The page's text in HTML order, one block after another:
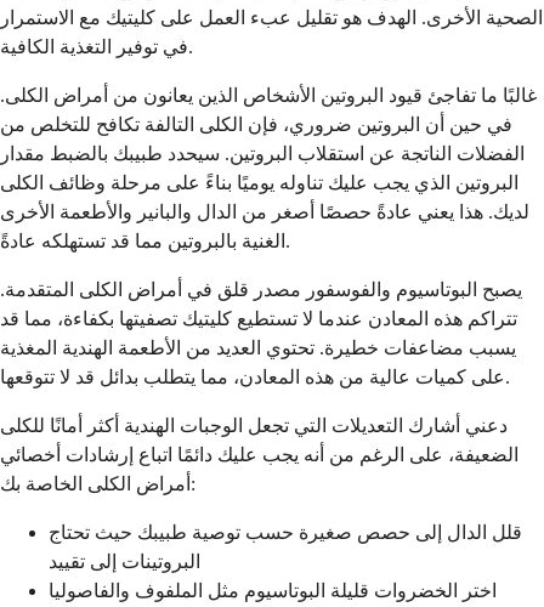
الصحية الأخرى. الهدف هو تقليل عبء العمل على كليتيك مع الاستمرار
في توفير التغذية الكافية.
غالبًا ما تفاجئ قيود البروتين الأشخاص الذين يعانون من أمراض الكلى.
في حين أن البروتين ضروري، فإن الكلى التالفة تكافح للتخلص من
الفضلات الناتجة عن استقلاب البروتين. سيحدد طبيبك بالضبط مقدار
البروتين الذي يجب عليك تناوله يوميًا بناءً على مرحلة وظائف الكلى
لديك. هذا يعني عادةً حصصًا أصغر من الدال والبانير والأطعمة الأخرى
الغنية بالبروتين مما قد تستهلكه عادةً.
يصبح البوتاسيوم والفوسفور مصدر قلق في أمراض الكلى المتقدمة.
تتراكم هذه المعادن عندما لا تستطيع كليتيك تصفيتها بكفاءة، مما قد
يسبب مضاعفات خطيرة. تحتوي العديد من الأطعمة الهندية المغذية
على كميات عالية من هذه المعادن، مما يتطلب بدائل قد لا تتوقعها.
دعني أشارك التعديلات التي تجعل الوجبات الهندية أكثر أمانًا للكلى
الضعيفة، على الرغم من أنه يجب عليك دائمًا اتباع إرشادات أخصائي
أمراض الكلى الخاصة بك:
قلل الدال إلى حصص صغيرة حسب توصية طبيبك حيث تحتاج
البروتينات إلى تقييد
اختر الخضروات قليلة البوتاسيوم مثل الملفوف والفاصوليا